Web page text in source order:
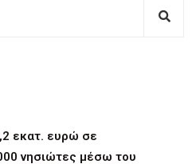
εκατ. ευρώ σε
νησιώτες μέσω του